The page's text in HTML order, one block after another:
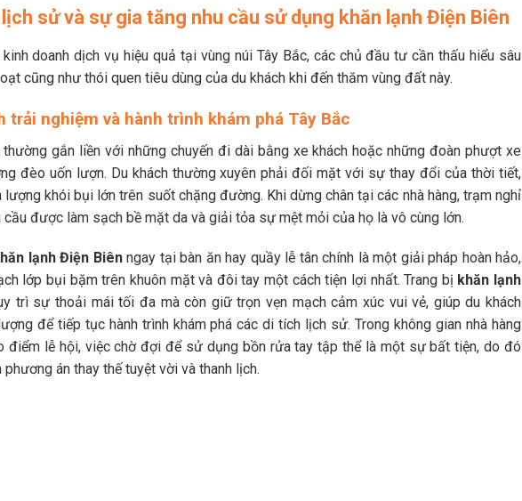
sử và sự gia tăng nhu cầu sử dụng khăn lạnh Điện Biên
doanh dịch vụ hiệu quả tại vùng núi Tây Bắc, các chủ đầu tư cần thấu hiểu sâu
cũng như thói quen tiêu dùng của du khách khi đến thăm vùng đất này.
trải nghiệm và hành trình khám phá Tây Bắc
gắn liền với những chuyến đi dài bằng xe khách hoặc những đoàn phượt xe
đèo uốn lượn. Du khách thường xuyên phải đối mặt với sự thay đổi của thời tiết,
khói bụi lớn trên suốt chặng đường. Khi dừng chân tại các nhà hàng, trạm nghỉ
được làm sạch bề mặt da và giải tỏa sự mệt mỏi của họ là vô cùng lớn.
lạnh Điện Biênngay tại bàn ăn hay quầy lễ tân chính là một giải pháp hoàn hảo,
lớp bụi bặm trên khuôn mặt và đôi tay một cách tiện lợi nhất. Trang bị khăn lạnh
trì sự thoải mái tối đa mà còn giữ trọn vẹn mạch cảm xúc vui vẻ, giúp du khách
để tiếp tục hành trình khám phá các di tích lịch sử. Trong không gian nhà hàng
điểm lễ hội, việc chờ đợi để sử dụng bồn rửa tay tập thể là một sự bất tiện, do đó
phương án thay thế tuyệt vời và thanh lịch.